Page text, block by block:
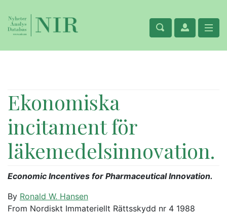
Ekonomiska
incitament för
läkemedelsinnovation.
Economic Incentives for Pharmaceutical Innovation.
By Ronald W. Hansen
From Nordiskt Immateriellt Rättsskydd nr 4 1988